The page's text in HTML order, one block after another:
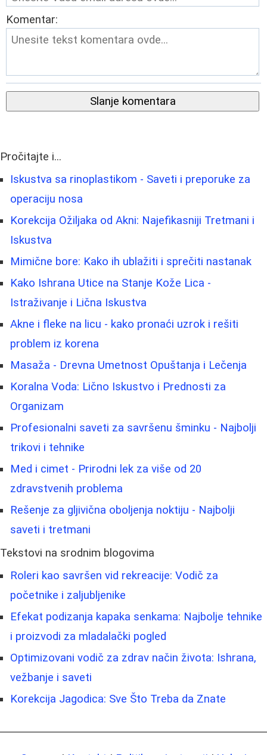
Komentar:
Slanje komentara
Pročitajte i...
Iskustva sa rinoplastikom - Saveti i preporuke za
operaciju nosa
Korekcija Ožiljaka od Akni: Najefikasniji Tretmani i
Iskustva
Mimične bore: Kako ih ublažiti i sprečiti nastanak
Kako Ishrana Utice na Stanje Kože Lica -
Istraživanje i Lična Iskustva
Akne i fleke na licu - kako pronaći uzrok i rešiti
problem iz korena
Masaža - Drevna Umetnost Opuštanja i Lečenja
Koralna Voda: Lično Iskustvo i Prednosti za
Organizam
Profesionalni saveti za savršenu šminku - Najbolji
trikovi i tehnike
Med i cimet - Prirodni lek za više od 20
zdravstvenih problema
Rešenje za gljivična oboljenja noktiju - Najbolji
saveti i tretmani
Tekstovi na srodnim blogovima
Roleri kao savršen vid rekreacije: Vodič za
početnike i zaljubljenike
Efekat podizanja kapaka senkama: Najbolje tehnike
i proizvodi za mladalački pogled
Optimizovani vodič za zdrav način života: Ishrana,
vežbanje i saveti
Korekcija Jagodica: Sve Što Treba da Znate